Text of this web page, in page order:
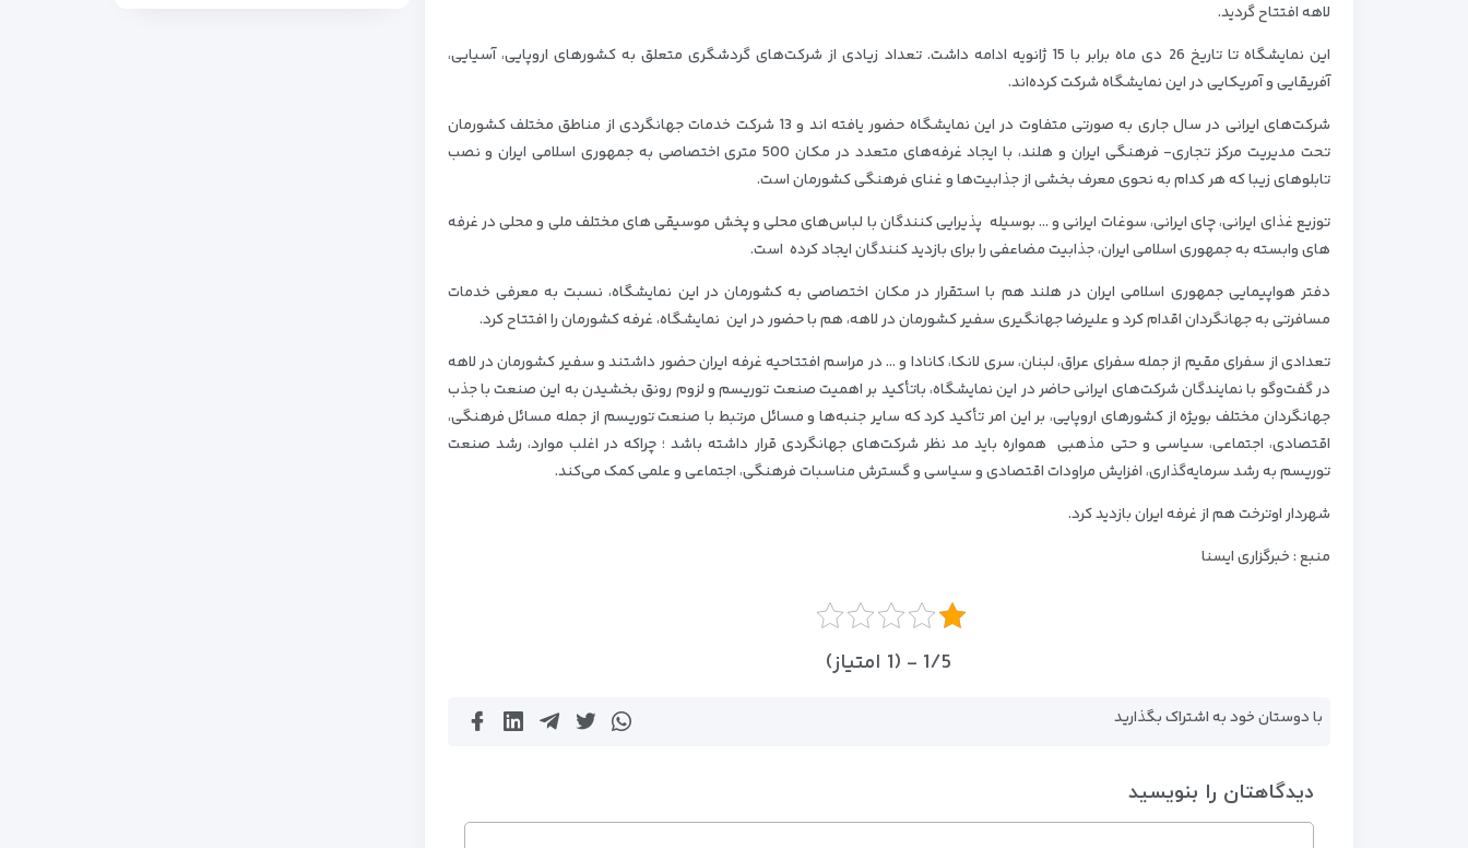
لاهه افتتاح گردید.
این نمایشگاه تا تاریخ 26 دی ماه برابر با 15 ژانویه ادامه داشت. تعداد زیادی از شرکت‌های گردشگری متعلق به کشورهای اروپایی، آسیایی،
آفریقایی و آمریکایی در این نمایشگاه شرکت کرده‌اند.
شرکت‌های ایرانی در سال جاری به صورتی متفاوت در این نمایشگاه حضور یافته اند و 13 شرکت خدمات جهانگردی از مناطق مختلف کشورمان
تحت مدیریت مرکز تجاری- فرهنگی ایران و هلند، با ایجاد غرفه‌های متعدد در مکان 500 متری اختصاصی به جمهوری اسلامی ایران و نصب
تابلوهای زیبا که هر کدام به نحوی معرف بخشی از جذابیت‌ها و غنای فرهنگی کشورمان است.
توزیع غذای ایرانی، چای ایرانی، سوغات ایرانی و … بوسیله پذیرایی کنندگان با لباس‌های محلی و پخش موسیقی های مختلف ملی و محلی در غرفه
های وابسته به جمهوری اسلامی ایران، جذابیت مضاعفی را برای بازدید کنندگان ایجاد کرده است.
دفتر هواپیمایی جمهوری اسلامی ایران در هلند هم با استقرار در مکان اختصاصی به کشورمان در این نمایشگاه، نسبت به معرفی خدمات
مسافرتی به جهانگردان اقدام کرد و علیرضا جهانگیری سفیر کشورمان در لاهه، هم با حضور در این نمایشگاه، غرفه کشورمان را افتتاح کرد.
تعدادی از سفرای مقیم از جمله سفرای عراق، لبنان، سری لانکا، کانادا و … در مراسم افتتاحیه غرفه ایران حضور داشتند و سفیر کشورمان در لاهه
در گفت‌وگو با نمایندگان شرکت‌های ایرانی حاضر در این نمایشگاه، باتأکید بر اهمیت صنعت توریسم و لزوم رونق بخشیدن به این صنعت با جذب
جهانگردان مختلف بویژه از کشورهای اروپایی، بر این امر تأکید کرد که سایر جنبه‌ها و مسائل مرتبط با صنعت توریسم از جمله مسائل فرهنگی،
اقتصادی، اجتماعی، سیاسی و حتی مذهبی همواره باید مد نظر شرکت‌های جهانگردی قرار داشته باشد ؛ چراکه در اغلب موارد، رشد صنعت
توریسم به رشد سرمایه‌گذاری، افزایش مراودات اقتصادی و سیاسی و گسترش مناسبات فرهنگی، اجتماعی و علمی کمک می‌کند.
شهردار اوترخت هم از غرفه ایران بازدید کرد.
منبع : خبرگزاری ایسنا
1/5 - (1 امتیاز)
با دوستان خود به اشتراک بگذارید
دیدگاهتان را بنویسید